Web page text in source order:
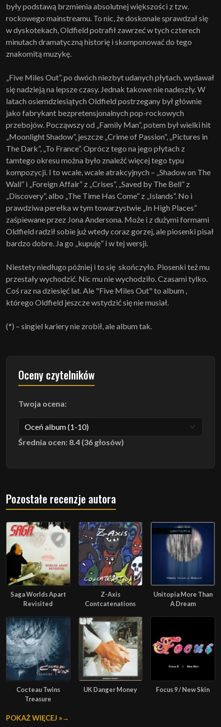
były podstawą brzmienia absolutnej większości z tzw.
rockowego mainstreamu. To nic, że doskonale sprawdzał się
w dyskotekach, Oldfield potrafił zawrzeć w tych czterech
minutach dramatyczną historię i skomponować do tego
znakomitą muzykę.
„Five Miles Out”, po dwóch niezbyt udanych płytach, wydawał
się nadzieją na lepsze czasy. Jednak takowe nie nadeszły. W
latach osiemdziesiątych Oldfield postrzegany był głównie
jako fabrykant bezpretensjonalnych pop-rockowych
przebojów. Począwszy od „Family Man”, potem był wielki hit
„Moonlight Shadow”, jeszcze „Crime of Passion”, „Pictures in
The Dark”, „To France”. Oprócz tego na jego płytach z
tamtego okresu można było znaleźć więcej tego typu
kompozycji. I to wcale, wcale atrakcyjnych – „Shadow on The
Wall” i „Foreign Affair” z „Crises”, „Saved by The Bell” z
„Discovery”, albo „The Time Has Come” z „Islands”. No i
prawdziwa perełka w tym towarzystwie „In High Places”
zaśpiewane przez Jona Andersona. Może i z dużymi formami
Oldfield radził sobie już wtedy coraz gorzej, ale piosenki pisał
bardzo dobre. Ja go „kupuję” i w tej wersji.
Niestety niedługo później i to się skończyło. Piosenki też mu
przestały wychodzić. Nic mu nie wychodziło. Czasami tylko.
Coś raz na dziesięć lat. Ale "Five Miles Out" to album ,
którego Oldfield jeszcze wstydzić się nie musiał.
(*) – singiel kariery nie zrobił, ale album tak.
Oceny czytelników
Twoja ocena:
Średnia ocen: 8.4 (36 głosów)
Pozostałe recenzje autora
Saga Worlds Apart
Revisited
Z-Axis
Contcatenations
Unitopia More Than
A Dream
Cocteau Twins
Treasure
UK Danger Money Focus 9 / New Skin
POKAŻ WIĘCEJ »